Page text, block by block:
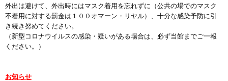
外出は避けて、外出時にはマスク着用を忘れずに（公共の場でのマスク
不着用に対する罰金は１００オマーン・リヤル）、十分な感染予防に引
き続き努めてください。
（新型コロナウイルスの感染・疑いがある場合は、必ず当館までご一報
ください。）
お知らせ